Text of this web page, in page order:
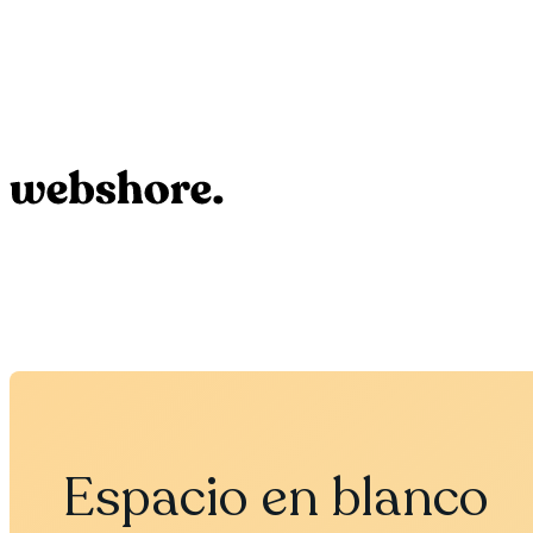
Espacio en blanco